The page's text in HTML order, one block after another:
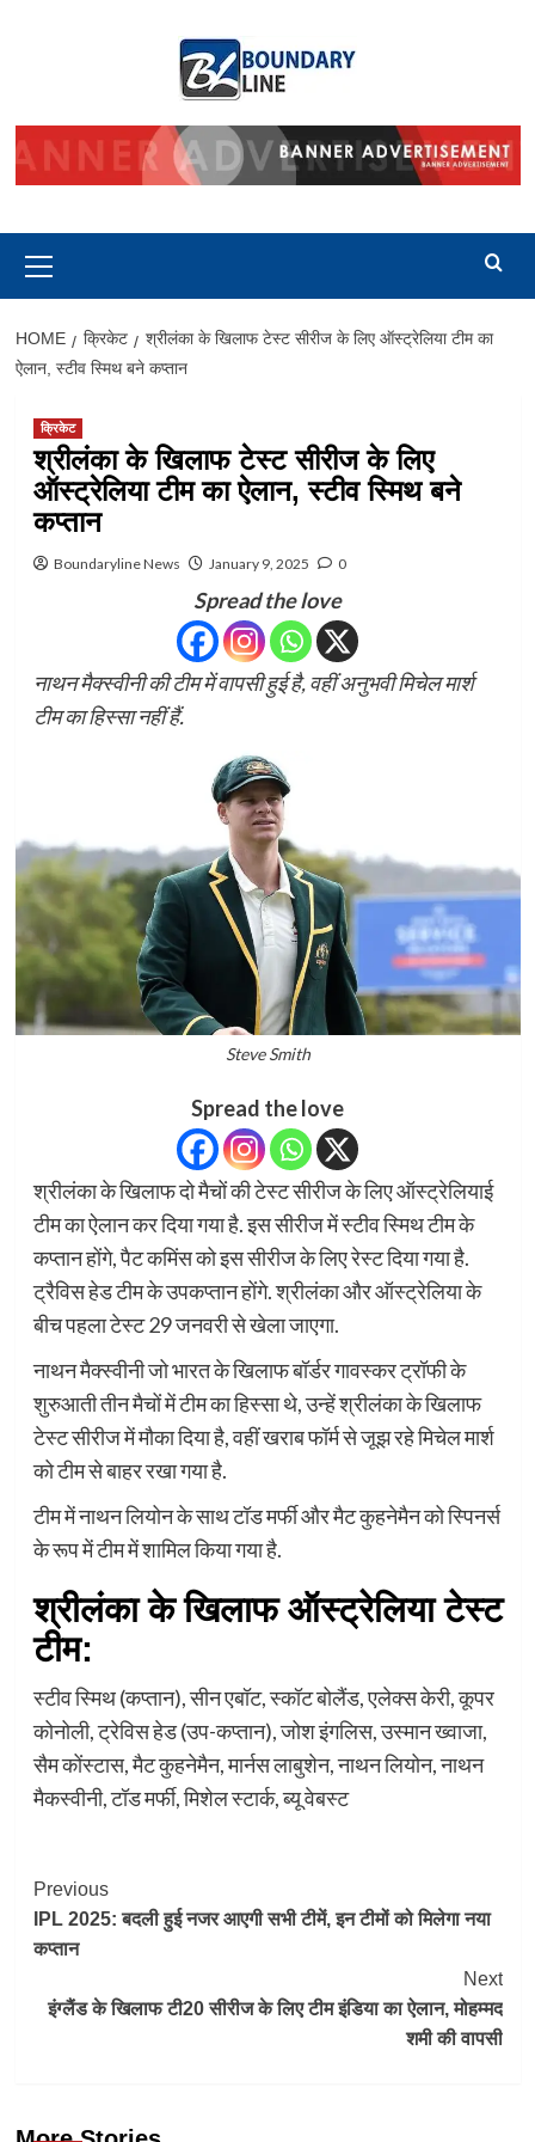
Menu
HOME क्रिकेट
श्रीलंका के खिलाफ टेस्ट सीरीज के लिए ऑस्ट्रेलिया टीम का
ऐलान, स्टीव स्मिथ बने कप्तान
क्रिकेट
श्रीलंका के खिलाफ टेस्ट सीरीज के लिए
ऑस्ट्रेलिया टीम का ऐलान, स्टीव स्मिथ बने
कप्तान
Boundaryline News January 9, 2025 0
Spread the love
नाथन मैक्स्वीनी की टीम में वापसी हुई है, वहीं अनुभवी मिचेल मार्श
टीम का हिस्सा नहीं हैं.
Steve Smith
Spread the love
श्रीलंका के खिलाफ दो मैचों की टेस्ट सीरीज के लिए ऑस्ट्रेलियाई
टीम का ऐलान कर दिया गया है. इस सीरीज में स्टीव स्मिथ टीम के
कप्तान होंगे, पैट कमिंस को इस सीरीज के लिए रेस्ट दिया गया है.
ट्रैविस हेड टीम के उपकप्तान होंगे. श्रीलंका और ऑस्ट्रेलिया के
बीच पहला टेस्ट 29 जनवरी से खेला जाएगा.
नाथन मैक्स्वीनी जो भारत के खिलाफ बॉर्डर गावस्कर ट्रॉफी के
शुरुआती तीन मैचों में टीम का हिस्सा थे, उन्हें श्रीलंका के खिलाफ
टेस्ट सीरीज में मौका दिया है, वहीं खराब फॉर्म से जूझ रहे मिचेल मार्श
को टीम से बाहर रखा गया है.
टीम में नाथन लियोन के साथ टॉड मर्फी और मैट कुहनेमैन को स्पिनर्स
के रूप में टीम में शामिल किया गया है.
श्रीलंका के खिलाफ ऑस्ट्रेलिया टेस्ट
टीम:
स्टीव स्मिथ (कप्तान), सीन एबॉट, स्कॉट बोलैंड, एलेक्स केरी, कूपर
कोनोली, ट्रेविस हेड (उप-कप्तान), जोश इंगलिस, उस्मान ख्वाजा,
सैम कोंस्टास, मैट कुहनेमैन, मार्नस लाबुशेन, नाथन लियोन, नाथन
मैकस्वीनी, टॉड मर्फी, मिशेल स्टार्क, ब्यू वेबस्ट
Post
Navigation
Previous
IPL 2025: बदली हुई नजर आएगी सभी टीमें, इन टीमों को मिलेगा नया
कप्तान
Next
इंग्लैंड के खिलाफ टी20 सीरीज के लिए टीम इंडिया का ऐलान, मोहम्मद
शमी की वापसी